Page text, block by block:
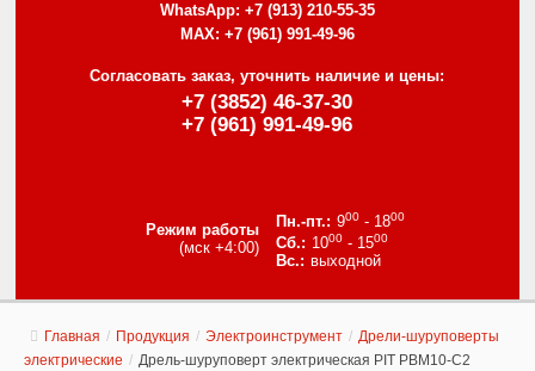
WhatsApp: +7 (913) 210-55-35
MAX: +7 (961) 991-49-96
Согласовать заказ, уточнить наличие и цены:
+7 (3852) 46-37-30
+7 (961) 991-49-96
Режим работы
(мск +4:00)
900- 1800
1000- 1500
выходной
Главная / Продукция / Электроинструмент / Дрели-шуруповерты
электрические / Дрель-шуруповерт электрическая PIT РВМ10-С2